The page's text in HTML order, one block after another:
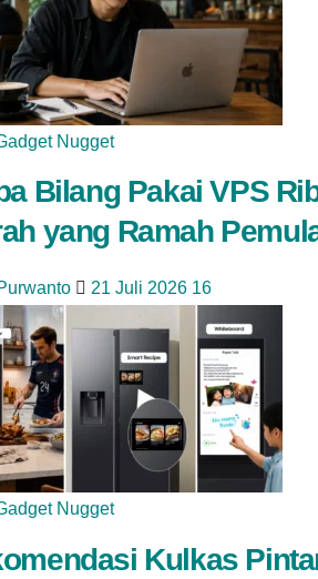
Nugget
Bilang Pakai VPS
yang Ramah
21 Juli 2026 16
Nugget
Kulkas